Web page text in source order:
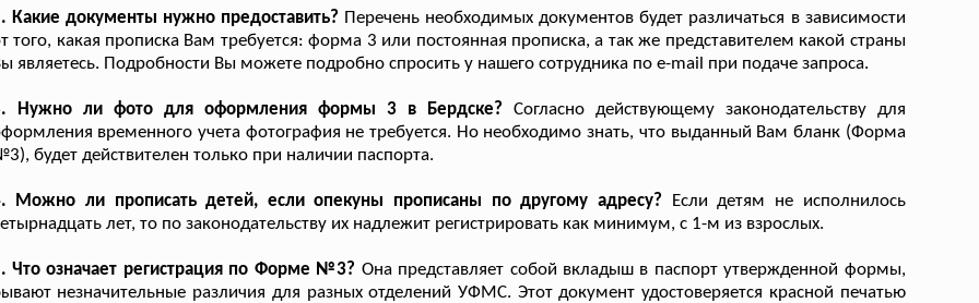
Какие документы нужно предоставить? Перечень необходимых документов будет различаться в зависимости
того, какая прописка Вам требуется: форма 3 или постоянная прописка, а так же представителем какой страны
являетесь. Подробности Вы можете подробно спросить у нашего сотрудника по e-mail при подаче запроса.
Нужно ли фото для оформления формы 3 в Бердске? Согласно действующему законодательству для
временного учета фотография не требуется. Но необходимо знать, что выданный Вам бланк (Форма
будет действителен только при наличии паспорта.
Можно ли прописать детей, если опекуны прописаны по другому адресу? Если детям не исполнилось
лет, то по законодательству их надлежит регистрировать как минимум, с 1-м из взрослых.
Что означает регистрация по Форме №3? Она представляет собой вкладыш в паспорт утвержденной формы,
незначительные различия для разных отделений УФМС. Этот документ удостоверяется красной печатью